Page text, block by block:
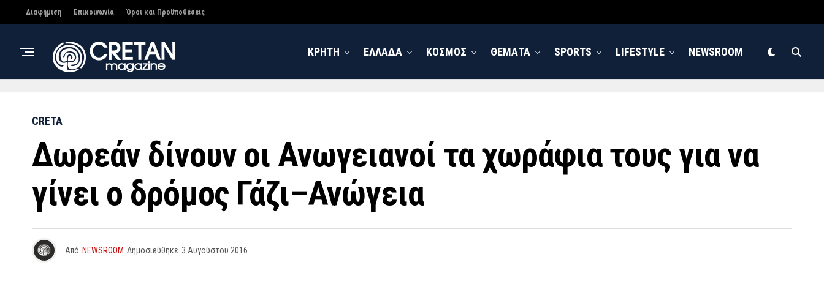
Διαφήμιση Επικοινωνία Όροι και Προϋποθέσεις
ΚΡΗΤΗ ΕΛΛΑΔΑ ΚΟΣΜΟΣ ΘΕΜΑΤΑ SPORTS LIFESTYLE NEWSROOM
CRETA
Δωρεάν δίνουν οι Ανωγειανοί τα χωράφια τους για να
γίνει ο δρόμος Γάζι–Ανώγεια
Από NEWSROOM Δημοσιεύθηκε 3 Αυγούστου 2016